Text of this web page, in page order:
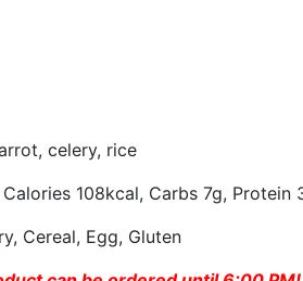
celery, rice
108kcal, Carbs 7g, Protein
Cereal, Egg, Gluten